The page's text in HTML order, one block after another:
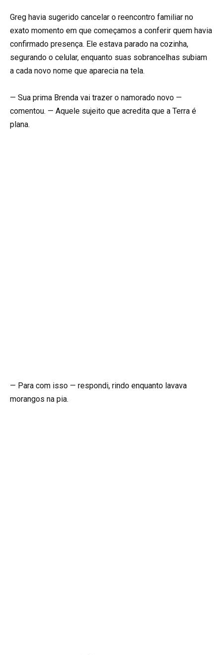
Greg havia sugerido cancelar o reencontro familiar no
exato momento em que começamos a conferir quem havia
confirmado presença. Ele estava parado na cozinha,
segurando o celular, enquanto suas sobrancelhas subiam
a cada novo nome que aparecia na tela.
— Sua prima Brenda vai trazer o namorado novo —
comentou. — Aquele sujeito que acredita que a Terra é
plana.
— Para com isso — respondi, rindo enquanto lavava
morangos na pia.